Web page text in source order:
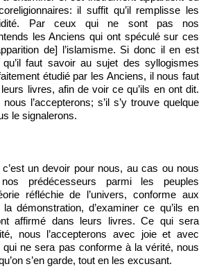
il suffit qu’il remplisse les
Par ceux qui ne sont pas nos
les Anciens qui ont spéculé sur ces
de] l’islamisme. Si donc il en est
faut savoir au sujet des syllogismes
étudié par les Anciens, il nous faut
livres, afin de voir ce qu’ils en ont dit.
l’accepterons; s’il s’y trouve quelque
le signalerons.
un devoir pour nous, au cas ou nous
prédécesseurs parmi les peuples
réfléchie de l’univers, conforme aux
la démonstration, d’examiner ce qu’ils en
affirmé dans leurs livres. Ce qui sera
nous l’accepterons avec joie et avec
qui ne sera pas conforme à la vérité, nous
s’en garde, tout en les excusant.